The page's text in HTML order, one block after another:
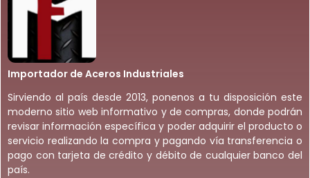
Importador de Aceros Industriales
Sirviendo al país desde 2013, ponenos a tu disposición este
moderno sitio web informativo y de compras, donde podrán
revisar información específica y poder adquirir el producto o
servicio realizando la compra y pagando vía transferencia o
pago con tarjeta de crédito y débito de cualquier banco del
país.